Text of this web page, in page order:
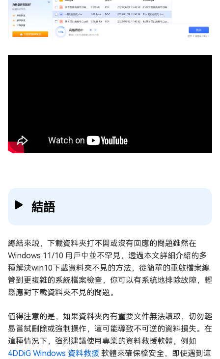
結語
總結來說，下載資料夾打不開或沒有回應的問題雖然在
Windows 11/10 用戶中並不罕見，透過本文詳細介紹的多
種解決win10下載資料夾不見的方法，從簡單的重啟檔案總
管到更複雜的系統檔案檢查，你可以有系統地排除故障，輕
鬆應對下載資料夾不見的問題。
值得注意的是，如果資料夾內有重要文件無法讀取，切勿輕
易嘗試刪除或強制操作，這可能導致不可逆的資料損失。在
這種情況下，強烈建議使用專業的資料救援軟體，例如
4DDiG Windows 資料救援 軟體來確保檔安全，即使遇到這